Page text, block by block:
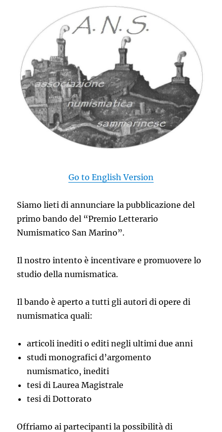
Go to English Version
Siamo lieti di annunciare la pubblicazione del
primo bando del “Premio Letterario
Numismatico San Marino”.
Il nostro intento è incentivare e promuovere lo
studio della numismatica.
Il bando è aperto a tutti gli autori di opere di
numismatica quali:
articoli inediti o editi negli ultimi due anni
studi monografici d’argomento
numismatico, inediti
tesi di Laurea Magistrale
tesi di Dottorato
Offriamo ai partecipanti la possibilità di